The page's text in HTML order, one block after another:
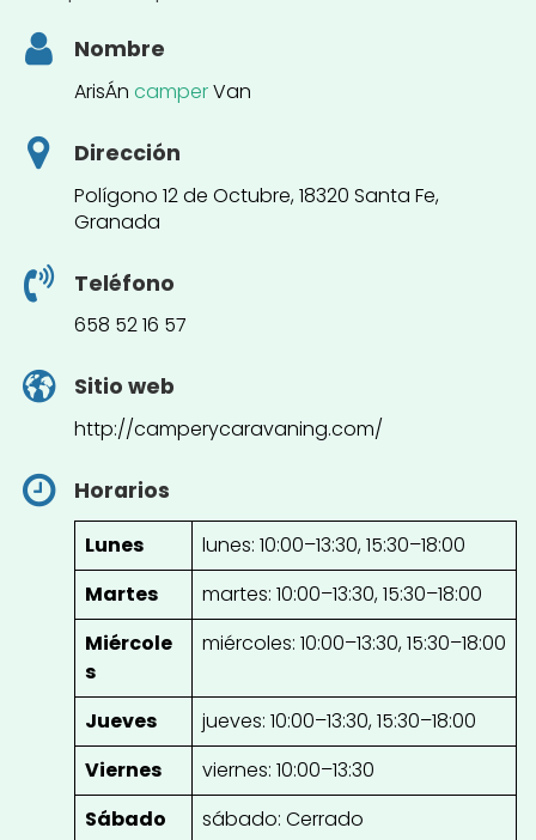
Nombre
ArisÁn camperVan
Dirección
Polígono 12 de Octubre, 18320 Santa Fe,
Granada
Teléfono
658 52 16 57
Sitio web
http://camperycaravaning.com/
Horarios
Lunes
lunes: 10:00–13:30, 15:30–18:00
Martes
martes: 10:00–13:30, 15:30–18:00
Miércole
s
miércoles: 10:00–13:30, 15:30–18:00
Jueves
jueves: 10:00–13:30, 15:30–18:00
Viernes
viernes: 10:00–13:30
Sábado
sábado: Cerrado